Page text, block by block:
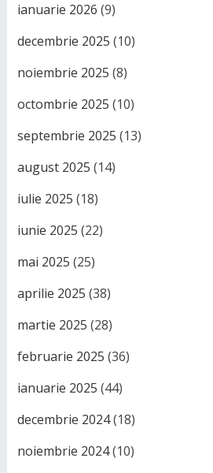
ianuarie 2026 (9)
decembrie 2025 (10)
noiembrie 2025 (8)
octombrie 2025 (10)
septembrie 2025 (13)
august 2025 (14)
iulie 2025 (18)
iunie 2025 (22)
mai 2025 (25)
aprilie 2025 (38)
martie 2025 (28)
februarie 2025 (36)
ianuarie 2025 (44)
decembrie 2024(18)
noiembrie 2024(10)